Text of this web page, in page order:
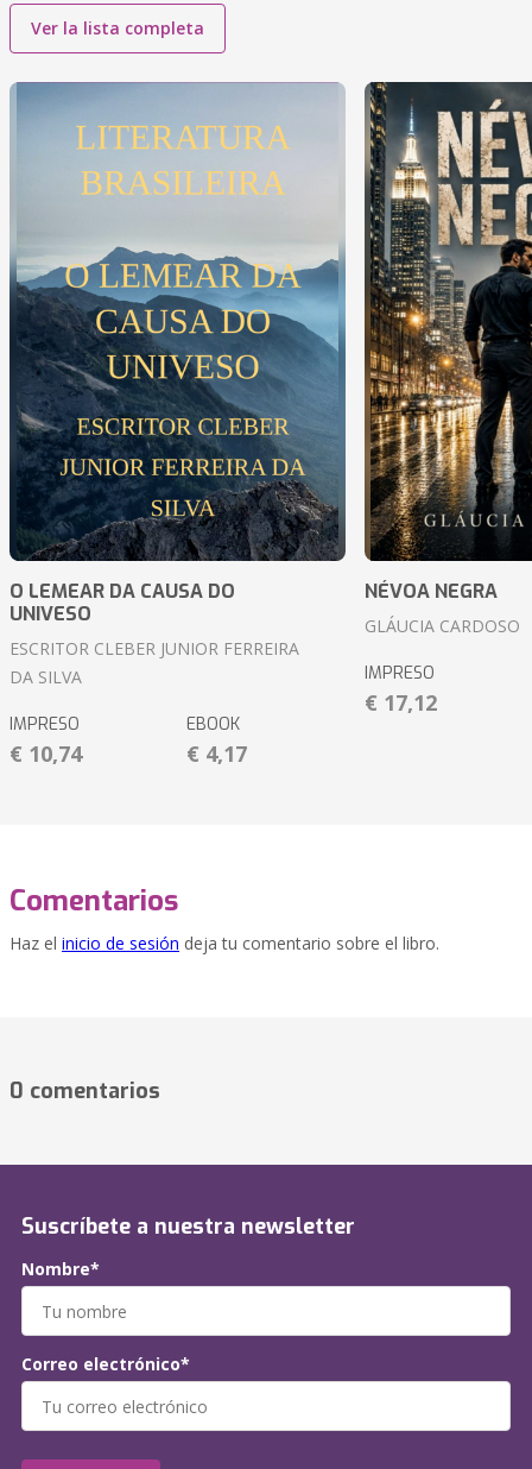
Ver la lista completa
O LEMEAR DA CAUSA DO
UNIVESO
ESCRITOR CLEBER JUNIOR FERREIRA
DA SILVA
IMPRESO
€ 10,74
EBOOK
€ 4,17
NÉVOA NEGRA
GLÁUCIA CARDOSO
IMPRESO
€ 17,12
Comentarios
Haz el inicio de sesión deja tu comentario sobre el libro.
0 comentarios
Suscríbete a nuestra newsletter
Nombre*
Correo electrónico*